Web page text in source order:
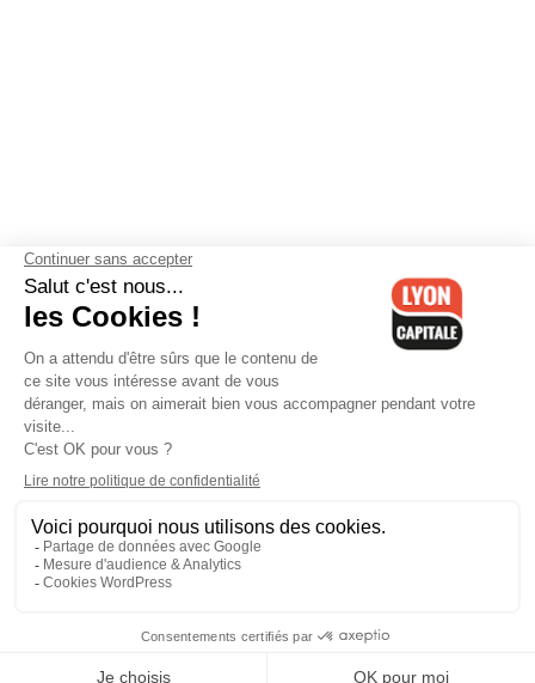
Contactez-nous-Mentions légales-CGV-Politique de
confidentialité-Gestion des cookies
Cedex 06